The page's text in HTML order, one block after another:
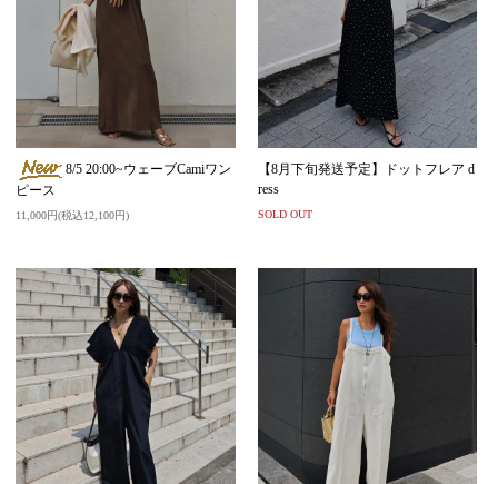
8/5 20:00~ウェーブCamiワン
ピース
11,000円(税込12,100円)
【8月下旬発送予定】ドットフレア d
ress
SOLD OUT